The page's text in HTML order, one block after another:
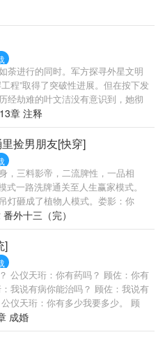
买买，囤囤囤，找回前世救她性命
囤好粮，挨个收拾渣男贱女们，有
当天灾来临，她右手握刀左手撸
德沦陷的末世中乘风破浪！
荼进行的同时。军方探寻外星文明
程”取得了突破性进展。但在按下发
经劫难的叶文洁没有意识到，她彻
运。地球文明向宇宙发出的第一声
心，以光速向宇宙深处飞驰…… 四
”正苦苦挣扎——三颗无规则运行的
次毁灭与重生逼迫他们逃离母星。
接收到了地球发来的信息。在运用
的基础科学之后。三体人庞大的宇
进发…… 人类的末日悄然来临。
章 注释
捡男朋友[快穿]
，三料影帝，二流脾性，一品相
式一路洗牌通关至人生赢家模式。
灯砸成了植物人模式。娄影：你
了解一下。本系统以渣攻的悔意值
攒一百悔意值即可脱离当前世界。
们的员工在工作中一般是通过自我
渣攻的依赖性，一步步让渣攻离不
身败名裂算多少后悔值？跌落神
求而不得算多少后悔值？娄影：
温柔忠犬攻x皮这一下很开心受。
，虐渣的归虐渣，恋爱的归恋爱；
好；3、苏爽白甜无逻辑，和反派
外十三（完）
]
公仪天珩：你有药吗？ 顾佐：你有
我说有病你能治吗？ 顾佐：我说有
仪天珩：你有多少我要多少。 顾
多少。 公仪天珩：那就都拿来吧。
说，胆小怕死的受穿越后一直想尽
成婚